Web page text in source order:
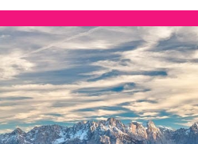
へ
ス
キ
ッ
プ
コ
ン
テ
ン
ツ
へ